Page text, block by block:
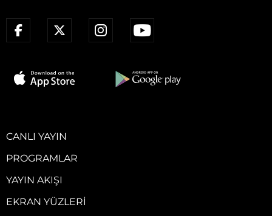
CANLI YAYIN
PROGRAMLAR
YAYIN AKIŞI
EKRAN YÜZLERI